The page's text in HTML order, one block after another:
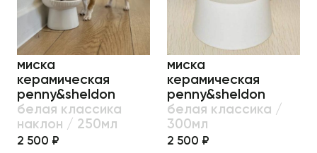
миска
керамическая
penny&sheldon
белая классика
наклон / 250мл
2 500 ₽
миска
керамическая
penny&sheldon
белая классика /
300мл
2 500 ₽